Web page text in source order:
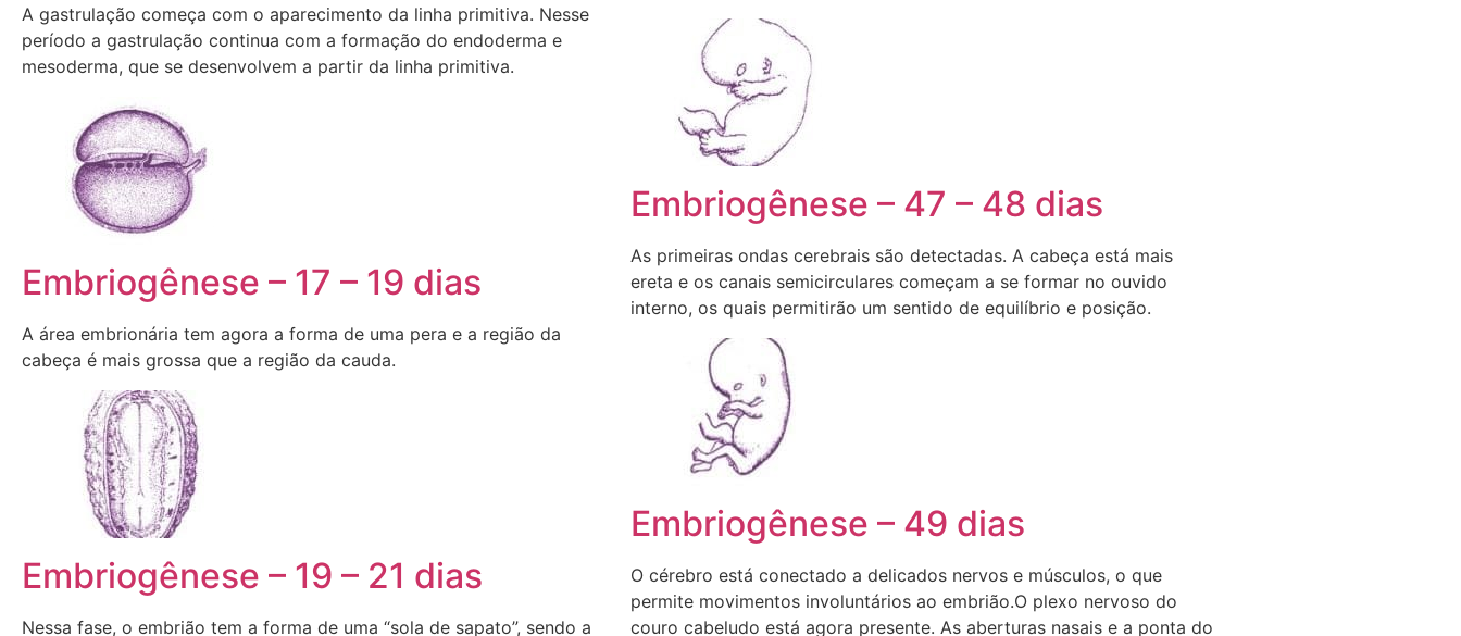
A gastrulação começa com o aparecimento da linha primitiva. Nesse
período a gastrulação continua com a formação do endoderma e
mesoderma, que se desenvolvem a partir da linha primitiva.
Embriogênese – 17 – 19 dias
A área embrionária tem agora a forma de uma pera e a região da
cabeça é mais grossa que a região da cauda.
Embriogênese – 19 – 21 dias
Nessa fase, o embrião tem a forma de uma “sola de sapato”, sendo a
Embriogênese – 47 – 48 dias
As primeiras ondas cerebrais são detectadas. A cabeça está mais
ereta e os canais semicirculares começam a se formar no ouvido
interno, os quais permitirão um sentido de equilíbrio e posição.
Embriogênese – 49 dias
O cérebro está conectado a delicados nervos e músculos, o que
permite movimentos involuntários ao embrião.O plexo nervoso do
couro cabeludo está agora presente. As aberturas nasais e a ponta do